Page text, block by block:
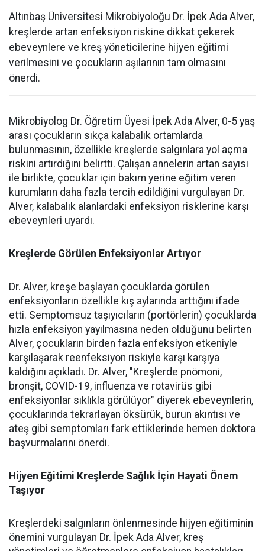
Altınbaş Üniversitesi Mikrobiyoloğu Dr. İpek Ada Alver,
kreşlerde artan enfeksiyon riskine dikkat çekerek
ebeveynlere ve kreş yöneticilerine hijyen eğitimi
verilmesini ve çocukların aşılarının tam olmasını
önerdi.
Mikrobiyolog Dr. Öğretim Üyesi İpek Ada Alver, 0-5 yaş
arası çocukların sıkça kalabalık ortamlarda
bulunmasının, özellikle kreşlerde salgınlara yol açma
riskini artırdığını belirtti. Çalışan annelerin artan sayısı
ile birlikte, çocuklar için bakım yerine eğitim veren
kurumların daha fazla tercih edildiğini vurgulayan Dr.
Alver, kalabalık alanlardaki enfeksiyon risklerine karşı
ebeveynleri uyardı.
Kreşlerde Görülen Enfeksiyonlar Artıyor
Dr. Alver, kreşe başlayan çocuklarda görülen
enfeksiyonların özellikle kış aylarında arttığını ifade
etti. Semptomsuz taşıyıcıların (portörlerin) çocuklarda
hızla enfeksiyon yayılmasına neden olduğunu belirten
Alver, çocukların birden fazla enfeksiyon etkeniyle
karşılaşarak reenfeksiyon riskiyle karşı karşıya
kaldığını açıkladı. Dr. Alver, "Kreşlerde pnömoni,
bronşit, COVID-19, influenza ve rotavirüs gibi
enfeksiyonlar sıklıkla görülüyor" diyerek ebeveynlerin,
çocuklarında tekrarlayan öksürük, burun akıntısı ve
ateş gibi semptomları fark ettiklerinde hemen doktora
başvurmalarını önerdi.
Hijyen Eğitimi Kreşlerde Sağlık İçin Hayati Önem
Taşıyor
Kreşlerdeki salgınların önlenmesinde hijyen eğitiminin
önemini vurgulayan Dr. İpek Ada Alver, kreş